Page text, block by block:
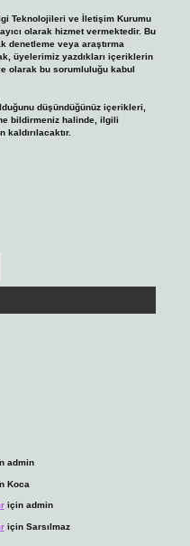
Teknolojileri ve İletişim Kurumu
olarak hizmet vermektedir. Bu
denetleme veya araştırma
üyelerimiz yazdıkları içeriklerin
olarak bu sorumluluğu kabul
düşündüğünüz içerikleri,
bildirmeniz halinde, ilgili
admin
Koca
için admin
için Sarsılmaz